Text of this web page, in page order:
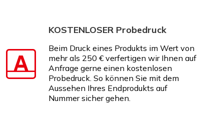
KOSTENLOSER Probedruck
Beim Druck eines Produkts im Wert von
mehr als 250 € verfertigen wir Ihnen auf
Anfrage gerne einen kostenlosen
Probedruck. So können Sie mit dem
Aussehen Ihres Endprodukts auf
Nummer sicher gehen.